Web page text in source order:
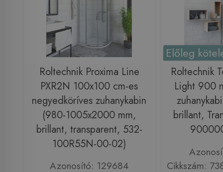
Roltechnik Proxima Line
PXR2N 100x100 cm-es
negyedköríves zuhanykabin
(980-1005x2000 mm,
brillant, transparent, 532-
100R55N-00-02)
Azonosító: 129684
Előleg
Roltechnik
Light 900
brillant,
Cikkszám: